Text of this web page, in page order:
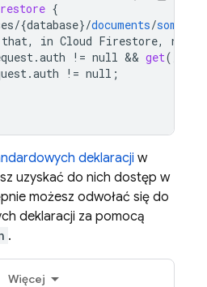
{
{database}/documents/
that, in Cloud Firestore,
reads
.auth != null && get(
.auth != null ;
deklaracji w
uzyskać do nich dostęp w
możesz odwołać się do
deklaracji za pomocą
.
Więcej